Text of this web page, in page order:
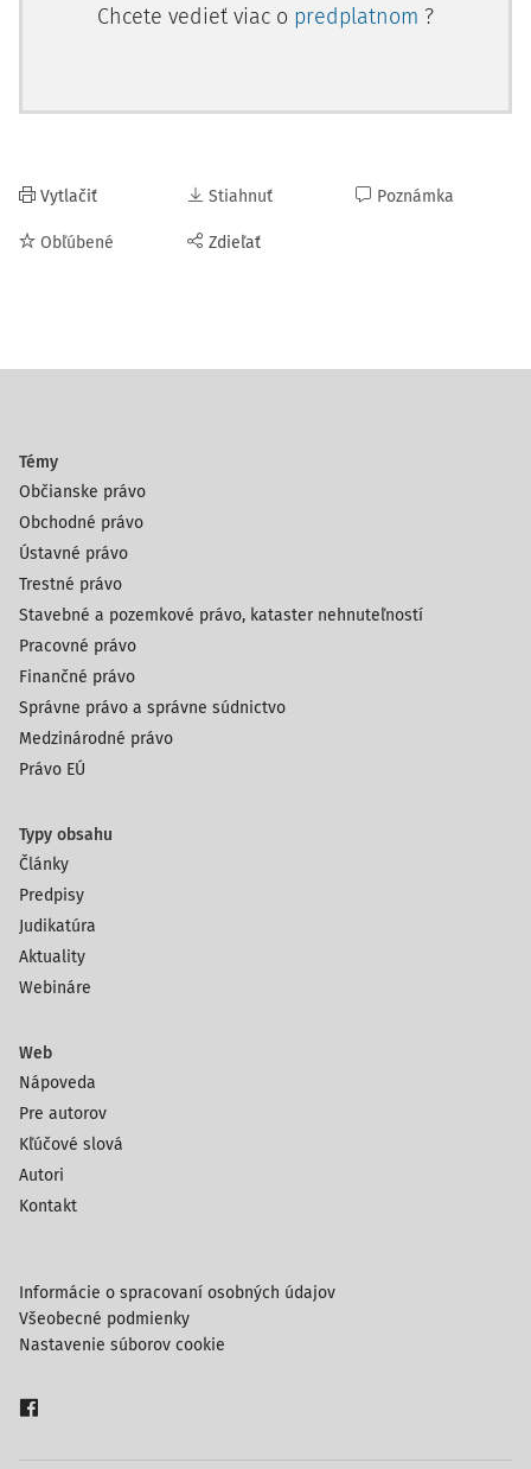
Chcete vedieť viac o predplatnom ?
Vytlačiť
Obľúbené
Stiahnuť
Zdieľať
Poznámka
Témy
Občianske právo
Obchodné právo
Ústavné právo
Trestné právo
Stavebné a pozemkové právo, kataster nehnuteľností
Pracovné právo
Finančné právo
Správne právo a správne súdnictvo
Medzinárodné právo
Právo EÚ
Typy obsahu
Články
Predpisy
Judikatúra
Aktuality
Webináre
Web
Nápoveda
Pre autorov
Kľúčové slová
Autori
Kontakt
Informácie o spracovaní osobných údajov
Všeobecné podmienky
Nastavenie súborov cookie